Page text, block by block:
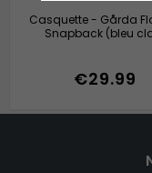
Casquette - Gårda
Snapback (bleu
€29.99